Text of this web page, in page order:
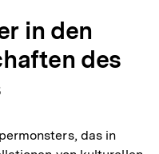
in den
des
das in